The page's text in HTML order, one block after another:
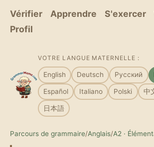
Vérifier Apprendre S'exercer
Profil
VOTRE LANGUE MATERNELLE :
English Deutsch Русский
Español Italiano Polski 中
日本語
Parcours de grammaire/Anglais/A2 ·